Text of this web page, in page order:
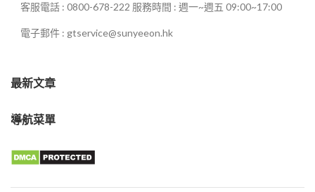
客服電話 : 0800-678-222 服務時間 : 週一~週五 09:00~17:00
電子郵件 : gtservice@sunyeeon.hk
最新文章
導航菜單